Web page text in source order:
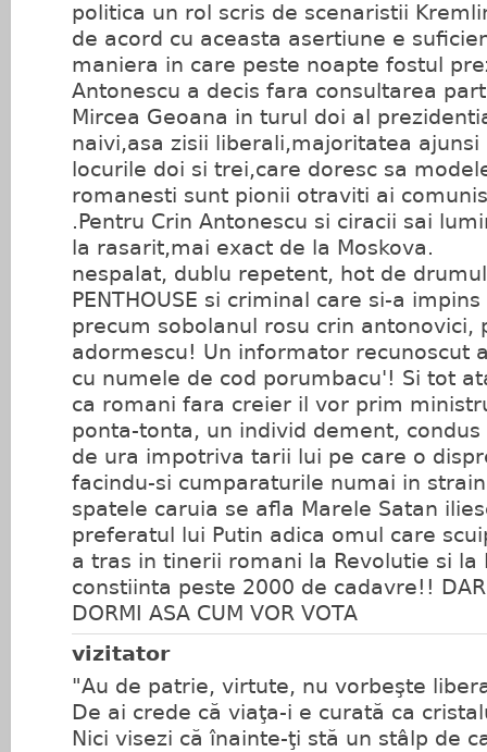
politica un rol scris de scenaristii
de acord cu aceasta asertiune e
maniera in care peste noapte fostul
Antonescu a decis fara consultarea
Mircea Geoana in turul doi al
naivi,asa zisii liberali,majoritatea
locurile doi si trei,care doresc sa
romanesti sunt pionii otraviti ai
.Pentru Crin Antonescu si ciracii sai
la rasarit,mai exact de la Moskova.
nespalat, dublu repetent, hot de
PENTHOUSE si criminal care si-a
precum sobolanul rosu crin antonovici,
adormescu! Un informator recunoscut
cu numele de cod porumbacu'! Si tot
ca romani fara creier il vor prim
ponta-tonta, un individ dement,
de ura impotriva tarii lui pe care o
facindu-si cumparaturile numai in
spatele caruia se afla Marele Satan
preferatul lui Putin adica omul care
a tras in tinerii romani la Revolutie si la
constiinta peste 2000 de cadavre!! DAR
DORMI ASA CUM VOR VOTA
vizitator
"Au de patrie, virtute, nu vorbeşte
De ai crede că viaţa-i e curată ca
Nici visezi că înainte-ţi stă un stâlp de